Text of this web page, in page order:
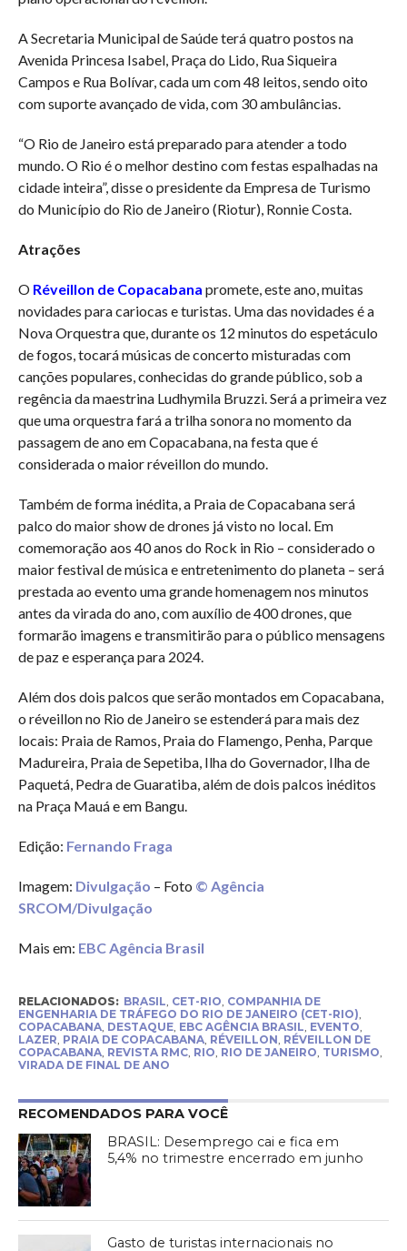
A Secretaria Municipal de Saúde terá quatro postos na
Avenida Princesa Isabel, Praça do Lido, Rua Siqueira
Campos e Rua Bolívar, cada um com 48 leitos, sendo oito
com suporte avançado de vida, com 30 ambulâncias.
“O Rio de Janeiro está preparado para atender a todo
mundo. O Rio é o melhor destino com festas espalhadas na
cidade inteira”, disse o presidente da Empresa de Turismo
do Município do Rio de Janeiro (Riotur), Ronnie Costa.
Atrações
O Réveillon de Copacabana promete, este ano, muitas
novidades para cariocas e turistas. Uma das novidades é a
Nova Orquestra que, durante os 12 minutos do espetáculo
de fogos, tocará músicas de concerto misturadas com
canções populares, conhecidas do grande público, sob a
regência da maestrina Ludhymila Bruzzi. Será a primeira vez
que uma orquestra fará a trilha sonora no momento da
passagem de ano em Copacabana, na festa que é
considerada o maior réveillon do mundo.
Também de forma inédita, a Praia de Copacabana será
palco do maior show de drones já visto no local. Em
comemoração aos 40 anos do Rock in Rio – considerado o
maior festival de música e entretenimento do planeta – será
prestada ao evento uma grande homenagem nos minutos
antes da virada do ano, com auxílio de 400 drones, que
formarão imagens e transmitirão para o público mensagens
de paz e esperança para 2024.
Além dos dois palcos que serão montados em Copacabana,
o réveillon no Rio de Janeiro se estenderá para mais dez
locais: Praia de Ramos, Praia do Flamengo, Penha, Parque
Madureira, Praia de Sepetiba, Ilha do Governador, Ilha de
Paquetá, Pedra de Guaratiba, além de dois palcos inéditos
na Praça Mauá e em Bangu.
Edição: Fernando Fraga
Imagem: Divulgação – Foto © Agência
SRCOM/Divulgação
Mais em: EBC Agência Brasil
RELACIONADOS: BRASIL CET-RIO COMPANHIA DE
ENGENHARIA DE TRÁFEGO DO RIO DE JANEIRO (CET-RIO)
COPACABANA, DESTAQUE, EBC AGÊNCIA BRASIL EVENTO
LAZER PRAIA DE COPACABANA, RÉVEILLON RÉVEILLON DE
COPACABANA, REVISTA RMC, RIO RIO DE JANEIRO TURISMO
VIRADA DE FINAL DE ANO
RECOMENDADOS PARA VOCÊ
BRASIL: Desemprego cai e fica em
5,4% no trimestre encerrado em junho
Gasto de turistas internacionais no